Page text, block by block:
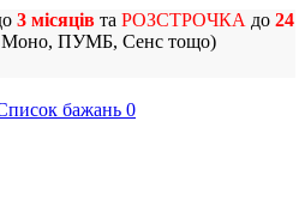
3 місяців та РОЗСТРОЧКА до 24
ПУМБ, Сенс тощо)
0